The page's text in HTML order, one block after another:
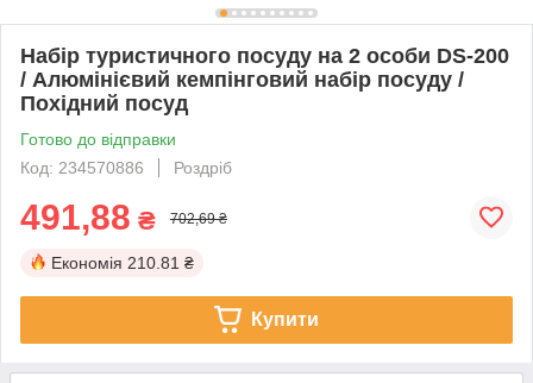
Набір туристичного посуду на 2 особи DS-200
/ Алюмінієвий кемпінговий набір посуду /
Похідний посуд
Готово до відправки
Код: 234570886
Роздріб
491,88 ₴ 702,69 ₴
Економія 210.81 ₴
Купити